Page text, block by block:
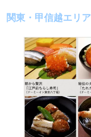
関東・甲信越エリア